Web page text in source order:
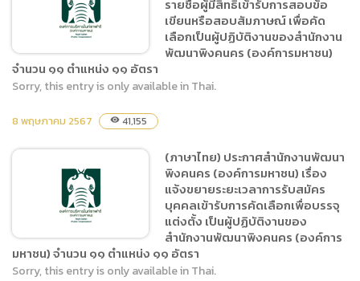
งานของสำนักงานพัฒนาพิง
คนคร (องค์การมหาชน)
จำนวน ๑๑ ตำแหน่ง ๑๑ อัตรา
(ภาษาไทย) ประกาศสำนักงาน
พัฒนาพิงคนคร (องค์การ
มหาชน) เรื่อง รายชื่อผู้มีสิทธิ
เข้ารับการสอบข้อเขียนหรือ
สอบสัมภาษณ์ เพื่อคัดเลือก
เป็นผู้ปฏิบัติงานของ
สำนักงานพัฒนาพิงคนคร
(องค์การมหาชน) จำนวน ๑๑
ตำแหน่ง ๑๑ อัตรา
รายชื่อผู้มีสิทธิเข้ารับการสอบข้อ
เขียนหรือสอบสัมภาษณ์ เพื่อคัด
เลือกเป็นผู้ปฏิบัติงานของสำนักงาน
พัฒนาพิงคนคร (องค์การมหาชน)
จำนวน ๑๑ ตำแหน่ง ๑๑ อัตรา
Sorry, this entry is only available in Thai.
8 พฤษภาคม 2567 visibility 41,155
(ภาษาไทย) ประกาศสำนักงานพัฒนา
พิงคนคร (องค์การมหาชน) เรื่อง
แจ้งขยายระยะเวลาการรับสมัคร
บุคคลเข้ารับการคัดเลือกเพื่อบรรจุ
แต่งตั้ง เป็นผู้ปฏิบัติงานของ
สำนักงานพัฒนาพิงคนคร (องค์การ
มหาชน) จำนวน ๑๑ ตำแหน่ง ๑๑ อัตรา
Sorry, this entry is only available in Thai.